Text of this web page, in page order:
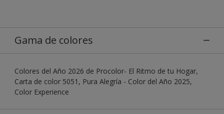
Gama de colores
Colores del Año 2026 de Procolor- El Ritmo de tu Hogar,
Carta de color 5051, Pura Alegría - Color del Año 2025,
Color Experience